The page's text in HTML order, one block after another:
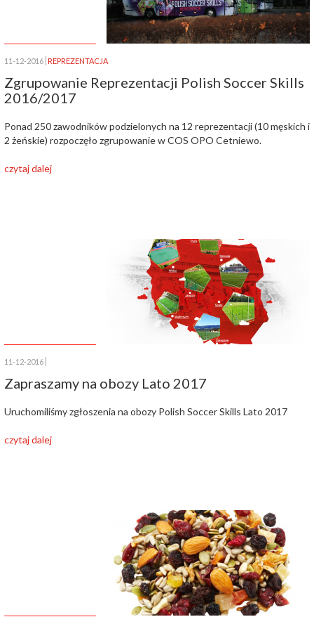
11-12-2016 REPREZENTACJA
Zgrupowanie Reprezentacji Polish Soccer Skills
2016/2017
Ponad 250 zawodników podzielonych na 12 reprezentacji (10 męskich i
2 żeńskie) rozpoczęło zgrupowanie w COS OPO Cetniewo.
czytaj dalej
11-12-2016
Zapraszamy na obozy Lato 2017
Uruchomiliśmy zgłoszenia na obozy Polish Soccer Skills Lato 2017
czytaj dalej